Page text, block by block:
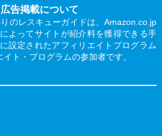
告掲載について
のレスキューガイドは、Amazon.co.jp
よってサイトが紹介料を獲得できる手
設定されたアフィリエイトプログラム
ト・プログラムの参加者です。